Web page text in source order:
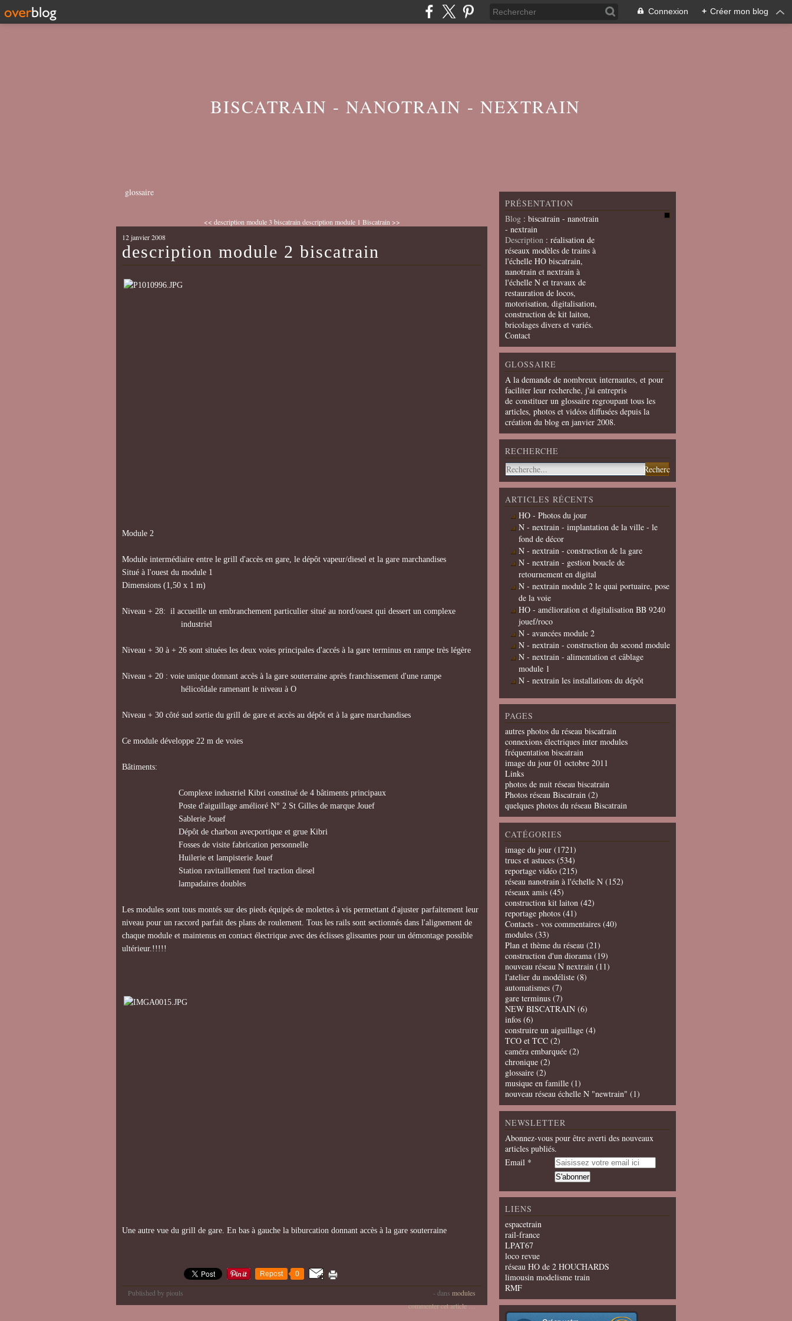
Connexion + Créer mon blog
BISCATRAIN - NANOTRAIN - NEXTRAIN
glossaire
<< description module 3 biscatrain description module 1 Biscatrain >>
12 janvier 2008
description module 2 biscatrain
Module 2
Module intermédiaire entre le grill d'accès en gare, le dépôt vapeur/diesel et la gare marchandises
Situé à l'ouest du module 1
Dimensions (1,50 x 1 m)
Niveau + 28: il accueille un embranchement particulier situé au nord/ouest qui dessert un complexe
industriel
Niveau + 30 à + 26 sont situées les deux voies principales d'accés à la gare terminus en rampe très légère
Niveau + 20 : voie unique donnant accès à la gare souterraine après franchissement d'une rampe
hélicoîdale ramenant le niveau à O
Niveau + 30 côté sud sortie du grill de gare et accès au dépôt et à la gare marchandises
Ce module développe 22 m de voies
Bâtiments:
Complexe industriel Kibri constitué de 4 bâtiments principaux
Poste d'aiguillage amélioré N° 2 St Gilles de marque Jouef
Sablerie Jouef
Dépôt de charbon avecportique et grue Kibri
Fosses de visite fabrication personnelle
Huilerie et lampisterie Jouef
Station ravitaillement fuel traction diesel
lampadaires doubles
Les modules sont tous montés sur des pieds équipés de molettes à vis permettant d'ajuster parfaitement leur
niveau pour un raccord parfait des plans de roulement. Tous les rails sont sectionnés dans l'alignement de
chaque module et maintenus en contact électrique avec des éclisses glissantes pour un démontage possible
ultérieur.!!!!!
Une autre vue du grill de gare. En bas à gauche la biburcation donnant accès à la gare souterraine
Repost 0
Published by piouls - dans modules
commenter cet article…
PRÉSENTATION
Blog : biscatrain - nanotrain
- nextrain
Description : réalisation de
réseaux modèles de trains à
l'échelle HO biscatrain,
nanotrain et nextrain à
l'échelle N et travaux de
restauration de locos,
motorisation, digitalisation,
construction de kit laiton,
bricolages divers et variés.
Contact
GLOSSAIRE
A la demande de nombreux internautes, et pour
faciliter leur recherche, j'ai entrepris
de constituer un glossaire regroupant tous les
articles, photos et vidéos diffusées depuis la
création du blog en janvier 2008.
RECHERCHE
ARTICLES RÉCENTS
HO - Photos du jour
N - nextrain - implantation de la ville - le
fond de décor
N - nextrain - construction de la gare
N - nextrain - gestion boucle de
retournement en digital
N - nextrain module 2 le quai portuaire, pose
de la voie
HO - amélioration et digitalisation BB 9240
jouef/roco
N - avancées module 2
N - nextrain - construction du second module
N - nextrain - alimentation et câblage
module 1
N - nextrain les installations du dépôt
PAGES
autres photos du réseau biscatrain
connexions électriques inter modules
fréquentation biscatrain
image du jour 01 octobre 2011
Links
photos de nuit réseau biscatrain
Photos réseau Biscatrain (2)
quelques photos du réseau Biscatrain
CATÉGORIES
image du jour (1721)
trucs et astuces (534)
reportage vidéo (215)
réseau nanotrain à l'échelle N (152)
réseaux amis (45)
construction kit laiton (42)
reportage photos (41)
Contacts - vos commentaires (40)
modules (33)
Plan et thème du réseau (21)
construction d'un diorama (19)
nouveau réseau N nextrain (11)
l'atelier du modéliste (8)
automatismes (7)
gare terminus (7)
NEW BISCATRAIN (6)
infos (6)
construire un aiguillage (4)
TCO et TCC (2)
caméra embarquée (2)
chronique (2)
glossaire (2)
musique en famille (1)
nouveau réseau échelle N "newtrain" (1)
NEWSLETTER
Abonnez-vous pour être averti des nouveaux
articles publiés.
Email
LIENS
espacetrain
rail-france
LPAT67
loco revue
réseau HO de 2 HOUCHARDS
limousin modelisme train
RMF